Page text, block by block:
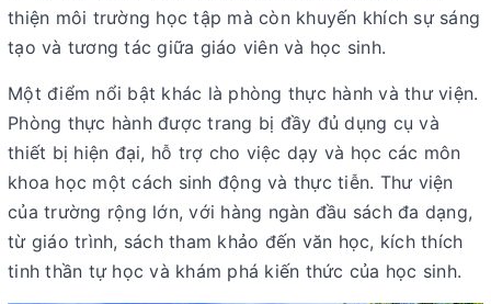
thiện môi trường học tập mà còn khuyến khích sự sáng
tạo và tương tác giữa giáo viên và học sinh.
Một điểm nổi bật khác là phòng thực hành và thư viện.
Phòng thực hành được trang bị đầy đủ dụng cụ và
thiết bị hiện đại, hỗ trợ cho việc dạy và học các môn
khoa học một cách sinh động và thực tiễn. Thư viện
của trường rộng lớn, với hàng ngàn đầu sách đa dạng,
từ giáo trình, sách tham khảo đến văn học, kích thích
tinh thần tự học và khám phá kiến thức của học sinh.